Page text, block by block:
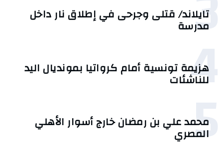
تايلاند/ قتلى وجرحى في إطلاق نار داخل
مدرسة
4
هزيمة تونسية أمام كرواتيا بمونديال اليد
للناشئات
5
محمد علي بن رمضان خارج أسوار الأهلي
المصري